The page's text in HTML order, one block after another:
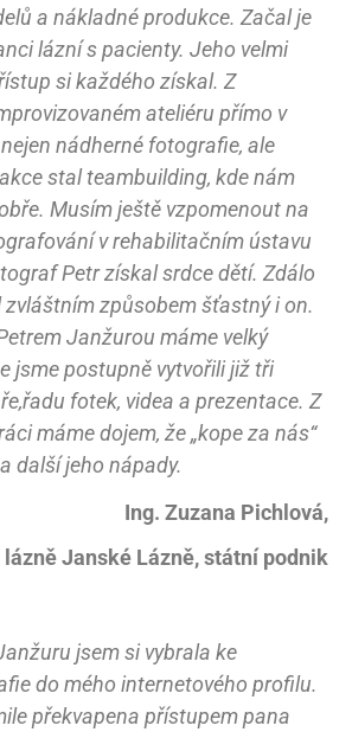
a nákladné produkce. Začal je
lázní s pacienty. Jeho velmi
si každého získal. Z
ateliéru přímo v
nádherné fotografie, ale
stal teambuilding, kde nám
Musím ještě vzpomenout na
v rehabilitačním ústavu
Petr získal srdce dětí. Zdálo
zvláštním způsobem šťastný i on.
Janžurou máme velký
jsme postupně vytvořili již tři
fotek, videa a prezentace. Z
máme dojem, že „kope za nás“
další jeho nápady.
Ing. Zuzana Pichlová,
Janské Lázně, státní podnik
jsem si vybrala ke
do mého internetového profilu.
překvapena přístupem pana